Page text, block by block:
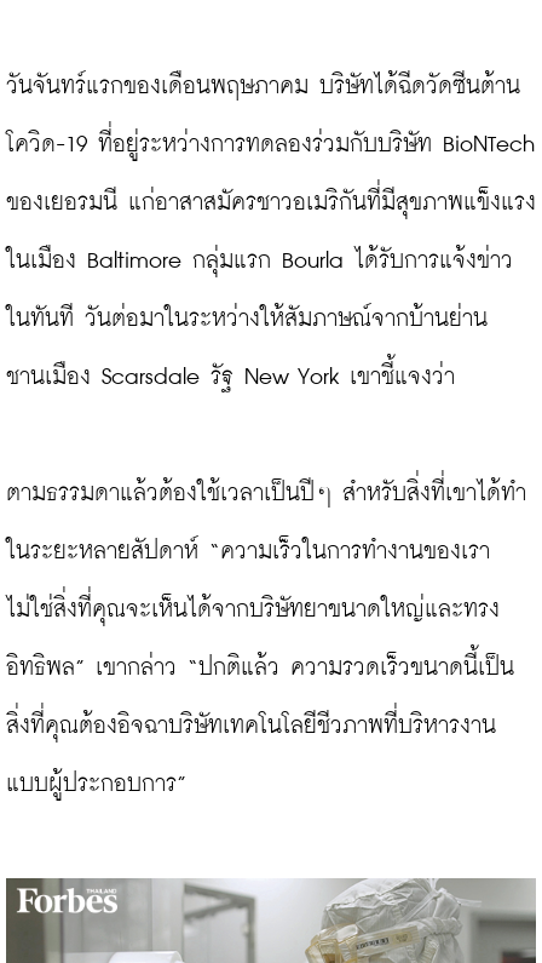
วันจันทร์แรกของเดือนพฤษภาคม บริษัทได้ฉีดวัดซีนต้าน
โควิด-19 ที่อยู่ระหว่างการทดลองร่วมกับบริษัท BioNTech
ของเยอรมนี แก่อาสาสมัครชาวอเมริกันที่มีสุขภาพแข็งแรง
ในเมือง Baltimore กลุ่มแรก Bourla ได้รับการแจ้งข่าว
ในทันที วันต่อมาในระหว่างให้สัมภาษณ์จากบ้านย่าน
ชานเมือง Scarsdale รัฐ New York เขาชี้แจงว่า
ตามธรรมดาแล้วต้องใช้เวลาเป็นปีๆ สำหรับสิ่งที่เขาได้ทำ
ในระยะหลายสัปดาห์ “ความเร็วในการทำงานของเรา
ไม่ใช่สิ่งที่คุณจะเห็นได้จากบริษัทยาขนาดใหญ่และทรง
อิทธิพล” เขากล่าว “ปกติแล้ว ความรวดเร็วขนาดนี้เป็น
สิ่งที่คุณต้องอิจฉาบริษัทเทคโนโลยีชีวภาพที่บริหารงาน
แบบผู้ประกอบการ”